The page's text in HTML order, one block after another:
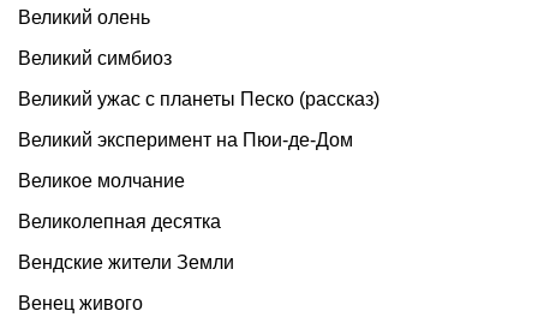
Великий олень
Великий симбиоз
Великий ужас с планеты Песко (рассказ)
Великий эксперимент на Пюи-де-Дом
Великое молчание
Великолепная десятка
Вендские жители Земли
Венец живого